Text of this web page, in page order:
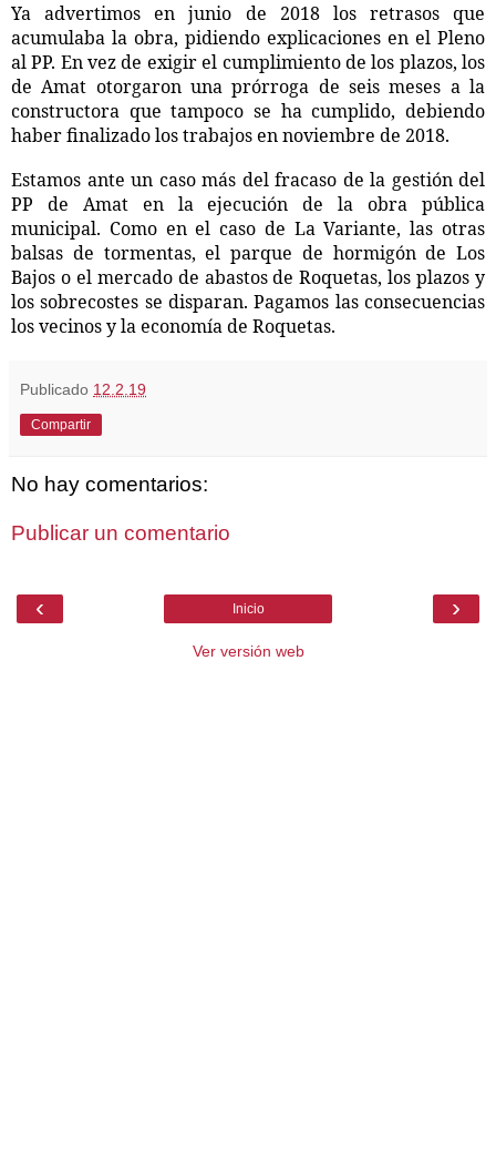
Ya advertimos en junio de 2018 los retrasos que
acumulaba la obra, pidiendo explicaciones en el Pleno
al PP. En vez de exigir el cumplimiento de los plazos, los
de Amat otorgaron una prórroga de seis meses a la
constructora que tampoco se ha cumplido, debiendo
haber finalizado los trabajos en noviembre de 2018.
Estamos ante un caso más del fracaso de la gestión del
PP de Amat en la ejecución de la obra pública
municipal. Como en el caso de La Variante, las otras
balsas de tormentas, el parque de hormigón de Los
Bajos o el mercado de abastos de Roquetas, los plazos y
los sobrecostes se disparan. Pagamos las consecuencias
los vecinos y la economía de Roquetas.
Publicado 12.2.19
Compartir
No hay comentarios:
Publicar un comentario
‹ ›
Inicio
Ver versión web